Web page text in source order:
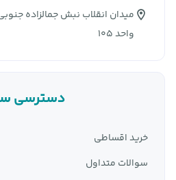
میدان انقلاب نبش جمالزاده
واحد 105
دسترسی
خرید اقساطی
سوالات متداول